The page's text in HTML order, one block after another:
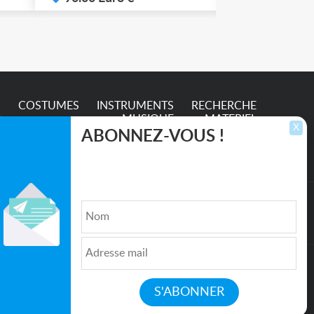
COSTUMES
INSTRUMENTS
MUSIQUE
RECHERCHE
MATERIEL
et de l'Entertainment
Qui sommes nous ?| Médias| Newsletter| CGU|
Politique de confidentialité
Partenaires
Mentions légales
X
ABONNEZ-VOUS !